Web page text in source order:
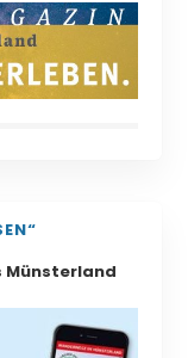
Münsterland